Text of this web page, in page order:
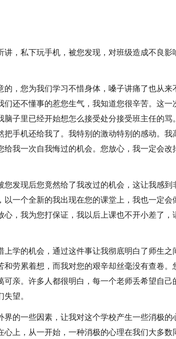
讲，私下玩手机，被您发现，对班级造成不良影
的，您为我们学习不惜身体，嗓子讲痛了也从来
们还不懂事的惹您生气，我知道您很辛苦。这一
脑子里已经开始想怎么接受处分接受班主任的骂
把手机还给我了。我特别的激动特别的感动。我
给我一次自我悔过的机会。您放心，我一定会改
您发现后您竟然给了我改过的机会，这让我感
以一个全新的我出现在您的课堂上，我也一定会
心，我为您打保证，我以后上课也不开小差了，
上学的机会，通过这件事让我彻底明白了师生之
和劳累着想，而我对您的艰辛却丝毫没有查卷。
可亲。许多人都很明白，每一个老师丢希望自己
望。
界的一些因素，让我对这个学校产生一些消极的
心上，从一开始，一种消极的心理在我们大多数